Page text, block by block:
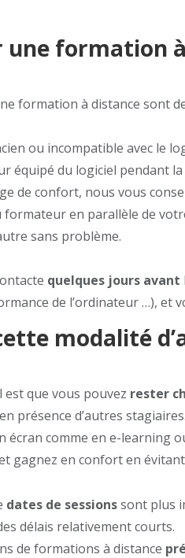
une formation
formation à distance sont
ou incompatible avec le
équipé du logiciel pendant
de confort, nous vous
en parallèle de
sans problème.
quelques jours avant
de l’ordinateur …), et
modalité
que vous pouvez rester
présence d’autres stagiaires.
écran comme en e-learning
gagnez en confort en
dates de sessionssont plus
délais relativement courts.
de formations à distance